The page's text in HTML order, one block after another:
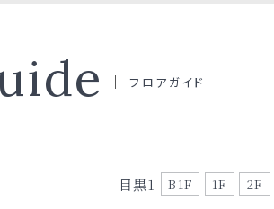
フロアガイド
目黒1 B1F 1F 2F